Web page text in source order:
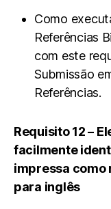
Como
Referências
com este
Submissão
Referências.
Requisito 12 –
facilmente
impressa como
para inglês